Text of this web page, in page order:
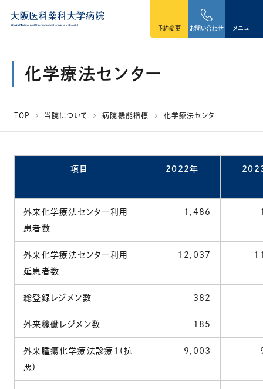
予約変更 お問い合わせ メニュー
化学療法センター
TOP 当院について 病院機能指標 化学療法センター
項目 2022年
外来化学療法センター利用
患者数
1,486
外来化学療法センター利用
延患者数
12,037
総登録レジメン数 382
外来稼働レジメン数 185
外来腫瘍化学療法診療1(抗
悪)
9,003